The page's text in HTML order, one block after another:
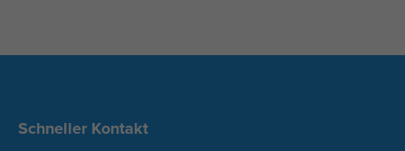
Schneller Kontakt